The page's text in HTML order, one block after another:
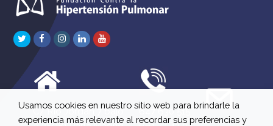
TwitterFacebook
Instagram
LinkedInYoutube
C/ Río Jordán 7 bajo
647 630 515
Usamos cookies en nuestro sitio web para brindarle la
experiencia más relevante al recordar sus preferencias y